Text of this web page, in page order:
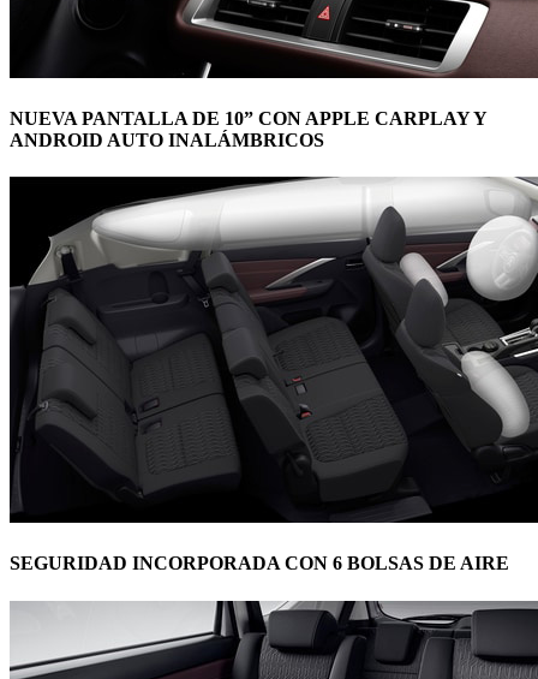
NUEVA PANTALLA DE 10” CON APPLE CARPLAY Y
ANDROID AUTO INALÁMBRICOS
SEGURIDAD INCORPORADA CON 6 BOLSAS DE AIRE